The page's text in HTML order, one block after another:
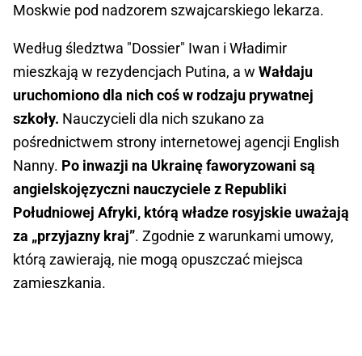
Moskwie pod nadzorem szwajcarskiego lekarza.
Według śledztwa "Dossier" Iwan i Władimir
mieszkają w rezydencjach Putina, a w Wałdaju
uruchomiono dla nich coś w rodzaju prywatnej
szkoły. Nauczycieli dla nich szukano za
pośrednictwem strony internetowej agencji English
Nanny. Po inwazji na Ukrainę faworyzowani są
angielskojęzyczni nauczyciele z Republiki
Południowej Afryki, którą władze rosyjskie uważają
za „przyjazny kraj”. Zgodnie z warunkami umowy,
którą zawierają, nie mogą opuszczać miejsca
zamieszkania.